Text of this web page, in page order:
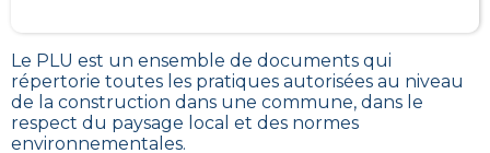
Le PLU est un ensemble de documents qui
répertorie toutes les pratiques autorisées au niveau
de la construction dans une commune, dans le
respect du paysage local et des normes
environnementales.